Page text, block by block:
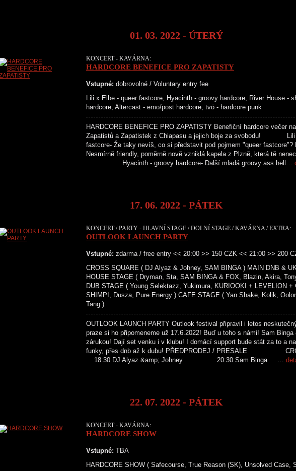
01. 03. 2022 - ÚTERÝ
KONCERT - KAVÁRNA:
HARDCORE BENEFICE PRO ZAPATISTY
Vstupné: dobrovolné / Voluntary entry fee
Lili x Elbe - queer fastcore, Hyacinth - groovy hardcore, River House -
hardcore, Altercast - emo/post hardcore, tvö - hardcore punk
HARDCORE BENEFICE PRO ZAPATISTY Benefiční hardcore večer
Zapatistů a Zapatistek z Chiapasu a jejich boje za svobodu! Lili
fastcore- Že taky nevíš, co si představit pod pojmem "queer fastcore"?
Nesmírně friendly, poměrně nově vzniklá kapela z Plzně, která tě
Hyacinth - groovy hardcore- Další mladá groovy ass hell…
17. 06. 2022 - PÁTEK
KONCERT / PARTY - HLAVNÍ STAGE / DOLNÍ STAGE / KAVÁRNA / EXTRA:
OUTLOOK LAUNCH PARTY
Vstupné: zdarma / free entry << 20:00 >> 150 CZK << 21:00 >> 200
CROSS SQUARE ( DJ Alyaz & Johney, SAM BINGA ) MAIN DNB &
HOUSE STAGE ( Dryman, Sta, SAM BINGA & FOX, Blazin, Akira,
DUB STAGE ( Young Selektazz, Yukimura, KURIOOKI + LEVELION +
SHIMPI, Dusza, Pure Energy ) CAFE STAGE ( Yan Shake, Kolik,
Tang )
OUTLOOK LAUNCH PARTY Outlook festival připravil i letos
praze si ho připomeneme už 17.6.2022! Buď u toho s námi! Sam
zárukou! Dají set venku i v klubu! I domácí support bude stát za to a
funky, přes dnb až k dubu! PŘEDPRODEJ / PRESALE
18:30 DJ Alyaz &amp; Johney 20:30 Sam Binga …
22. 07. 2022 - PÁTEK
KONCERT - KAVÁRNA:
HARDCORE SHOW
Vstupné: TBA
HARDCORE SHOW ( Safecourse, True Reason (SK), Unsolved Case,